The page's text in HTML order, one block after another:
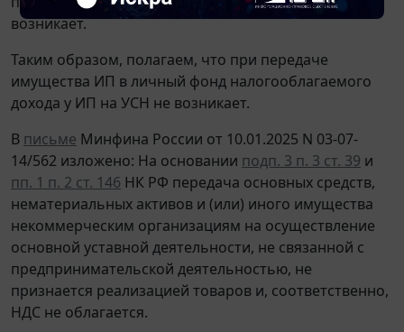
возникает.
Таким образом, полагаем, что при передаче
имущества ИП в личный фонд налогооблагаемого
дохода у ИП на УСН не возникает.
В письме Минфина России от 10.01.2025 N 03-07-
14/562 изложено: На основании подп. 3 п. 3 ст. 39 и
пп. 1 п. 2 ст. 146 НК РФ передача основных средств,
нематериальных активов и (или) иного имущества
некоммерческим организациям на осуществление
основной уставной деятельности, не связанной с
предпринимательской деятельностью, не
признается реализацией товаров и, соответственно,
НДС не облагается.